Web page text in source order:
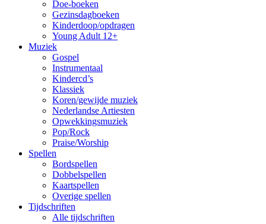
Doe-boeken
Gezinsdagboeken
Kinderdoop/opdragen
Young Adult 12+
Muziek
Gospel
Instrumentaal
Kindercd’s
Klassiek
Koren/gewijde muziek
Nederlandse Artiesten
Opwekkingsmuziek
Pop/Rock
Praise/Worship
Spellen
Bordspellen
Dobbelspellen
Kaartspellen
Overige spellen
Tijdschriften
Alle tijdschriften